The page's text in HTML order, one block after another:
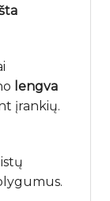
lengva
įrankių.